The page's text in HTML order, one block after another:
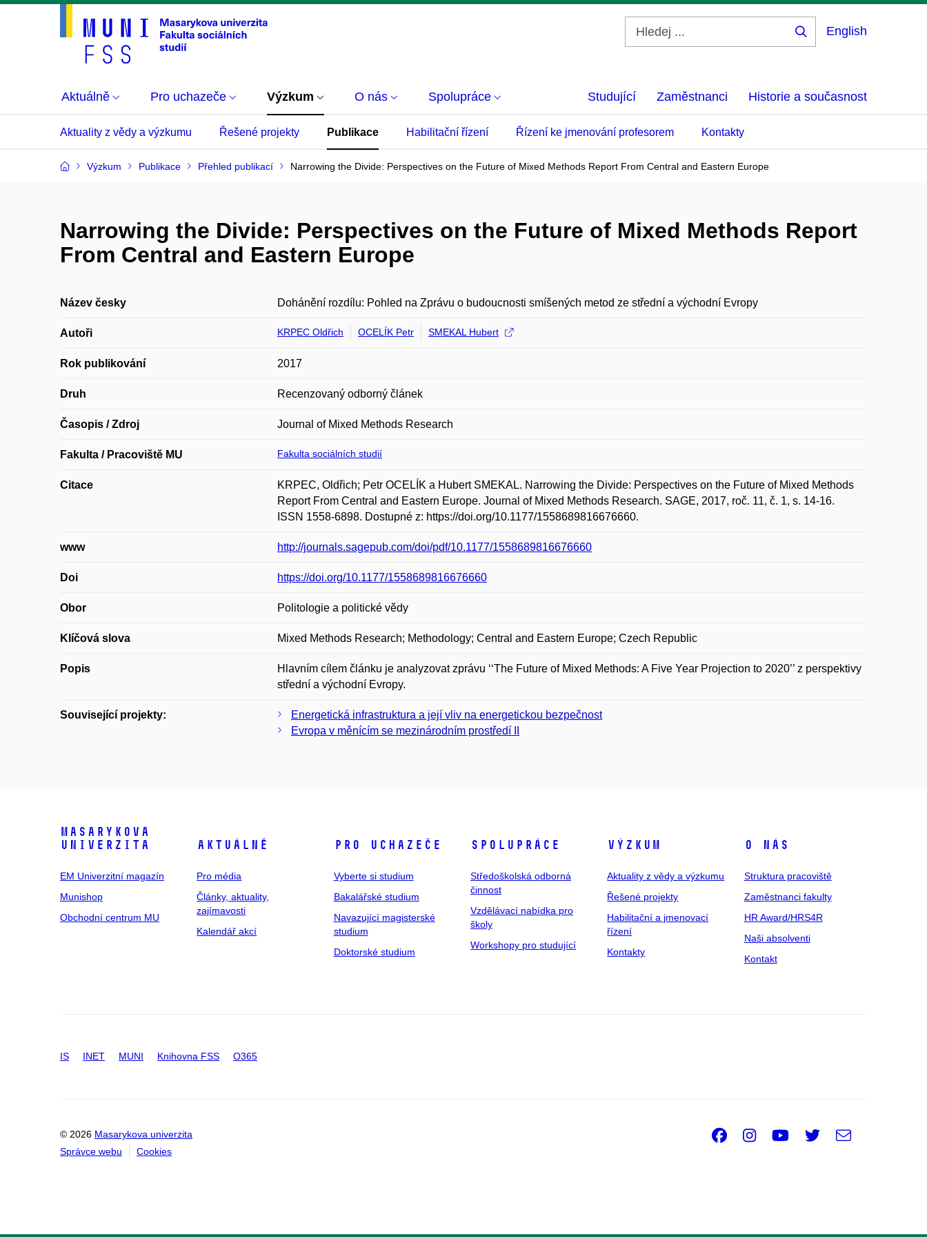
English
Aktuálně Pro uchazeče Výzkum O nás Spolupráce Studující Zaměstnanci Historie a současnost
Aktuality z vědy a výzkumu Řešené projekty Publikace Habilitační řízení Řízení ke jmenování profesorem Kontakty
Výzkum Publikace Přehled publikací Narrowing the Divide: Perspectives on the Future of Mixed Methods Report From Central and Eastern Europe
Narrowing the Divide: Perspectives on the Future of Mixed Methods Report
From Central and Eastern Europe
Název česky Dohánění rozdílu: Pohled na Zprávu o budoucnosti smíšených metod ze střední a východní Evropy
Autoři KRPEC Oldřich OCELÍK Petr SMEKAL Hubert
Rok publikování 2017
Druh Recenzovaný odborný článek
Časopis / Zdroj Journal of Mixed Methods Research
Fakulta / Pracoviště MU Fakulta sociálních studií
Citace
KRPEC, Oldřich; Petr OCELÍK a Hubert SMEKAL. Narrowing the Divide: Perspectives on the Future of Mixed Methods
Report From Central and Eastern Europe. Journal of Mixed Methods Research. SAGE, 2017, roč. 11, č. 1, s. 14-16.
ISSN 1558-6898. Dostupné z: https://doi.org/10.1177/1558689816676660.
www http://journals.sagepub.com/doi/pdf/10.1177/1558689816676660
Doi https://doi.org/10.1177/1558689816676660
Obor Politologie a politické vědy
Klíčová slova Mixed Methods Research; Methodology; Central and Eastern Europe; Czech Republic
Popis
Hlavním cílem článku je analyzovat zprávu ‘‘The Future of Mixed Methods: A Five Year Projection to 2020’’ z perspektivy
střední a východní Evropy.
Související projekty:
Energetická infrastruktura a její vliv na energetickou bezpečnost
Evropa v měnícím se mezinárodním prostředí II
Masarykova
univerzita
EM Univerzitní magazín
Munishop
Obchodní centrum MU
Aktuálně
Pro média
Články, aktuality,
zajímavosti
Kalendář akcí
Pro uchazeče
Vyberte si studium
Bakalářské studium
Navazující magisterské
studium
Doktorské studium
Spolupráce
Středoškolská odborná
činnost
Vzdělávací nabídka pro
školy
Workshopy pro studující
Výzkum
Aktuality z vědy a výzkumu
Řešené projekty
Habilitační a jmenovací
řízení
Kontakty
O nás
Struktura pracoviště
Zaměstnanci fakulty
HR Award/HRS4R
Naši absolventi
Kontakt
IS INET MUNI Knihovna FSS O365
© 2026 Masarykova univerzita
Správce webu
Cookies
Facebook
Instagram
Youtube
Twitter
e-